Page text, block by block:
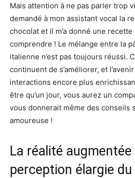
Mais attention à ne pas parler trop
demandé à mon assistant vocal la
chocolat et il m’a donné une
comprendre ! Le mélange entre la
italienne n’est pas toujours réussi.
continuent de s’améliorer, et
interactions encore plus
être qu’un jour, vous aurez un
vous donnerait même des conseils
amoureuse !
La réalité augmentée
perception élargie